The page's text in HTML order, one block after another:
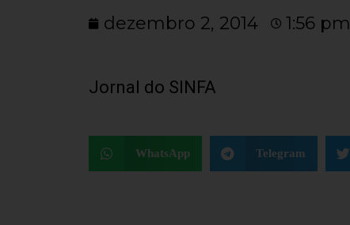
dezembro 2, 2014 1:56 pm
Jornal do SINFA
WhatsApp Telegram